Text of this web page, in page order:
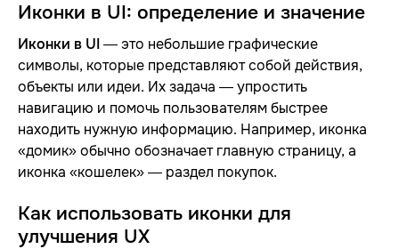
Иконки в UI: определение и значение
Иконки в UI— это небольшие графические
символы, которые представляют собой действия,
объекты или идеи. Их задача — упростить
навигацию и помочь пользователям быстрее
находить нужную информацию. Например, иконка
«домик» обычно обозначает главную страницу, а
иконка «кошелек» — раздел покупок.
Как использовать иконки для
улучшения UX